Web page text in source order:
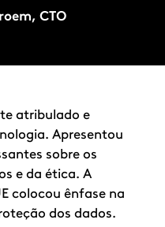
CTO
atribulado e
Apresentou
sobre os
e da ética. A
colocou ênfase na
dos dados.